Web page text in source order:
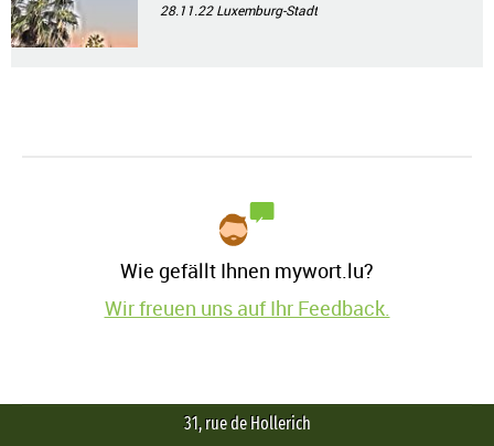
28.11.22Luxemburg-Stadt
Wie gefällt Ihnen mywort.lu?
Wir freuen uns auf Ihr Feedback.
31, rue de Hollerich